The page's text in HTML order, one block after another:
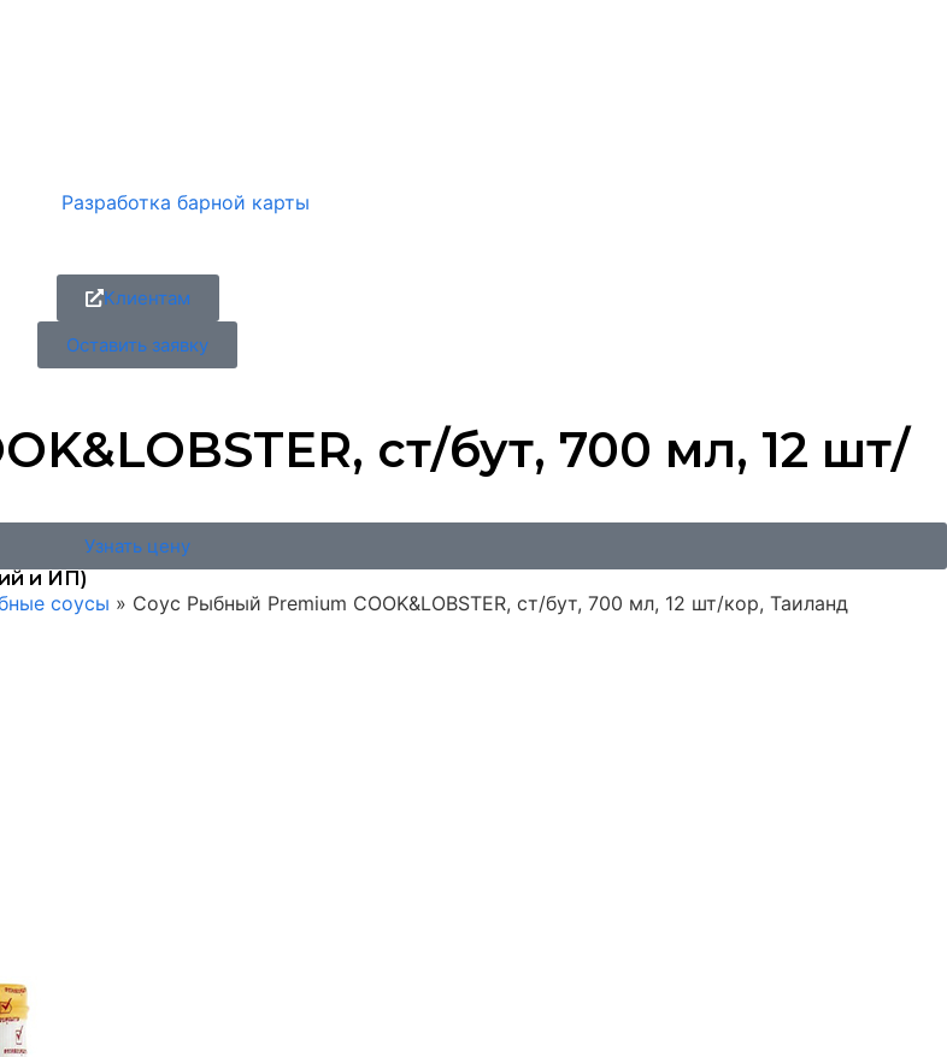
Разработка барной карты
Клиентам
Оставить заявку
ст/бут, 700 мл, 12 шт/
Узнать цену
и ИП)
соусы » Соус Рыбный Premium COOK&LOBSTER, ст/бут, 700 мл, 12 шт/кор, Таиланд